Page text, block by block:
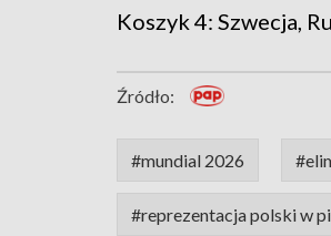
Koszyk 4: Szwecja,
Źródło:
#mundial 2026
#reprezentacja polski w